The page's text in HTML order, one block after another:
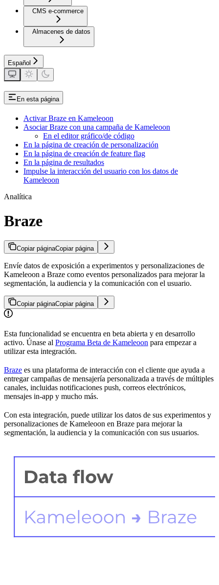
CMS e-commerce
Almacenes de datos
Español
En esta página
Activar Braze en Kameleoon
Asociar Braze con una campaña de Kameleoon
En el editor gráfico/de código
En la página de creación de personalización
En la página de creación de feature flag
En la página de resultados
Impulse la interacción del usuario con los datos de
Kameleoon
Analítica
Braze
Copiar páginaCopiar página
Envíe datos de exposición a experimentos y personalizaciones de
Kameleoon a Braze como eventos personalizados para mejorar la
segmentación, la audiencia y la comunicación con el usuario.
Copiar páginaCopiar página
Esta funcionalidad se encuentra en beta abierta y en desarrollo
activo. Únase al Programa Beta de Kameleoon para empezar a
utilizar esta integración.
Braze es una plataforma de interacción con el cliente que ayuda a
entregar campañas de mensajería personalizada a través de múltiples
canales, incluidas notificaciones push, correos electrónicos,
mensajes in-app y mucho más.
Con esta integración, puede utilizar los datos de sus experimentos y
personalizaciones de Kameleoon en Braze para mejorar la
segmentación, la audiencia y la comunicación con sus usuarios.